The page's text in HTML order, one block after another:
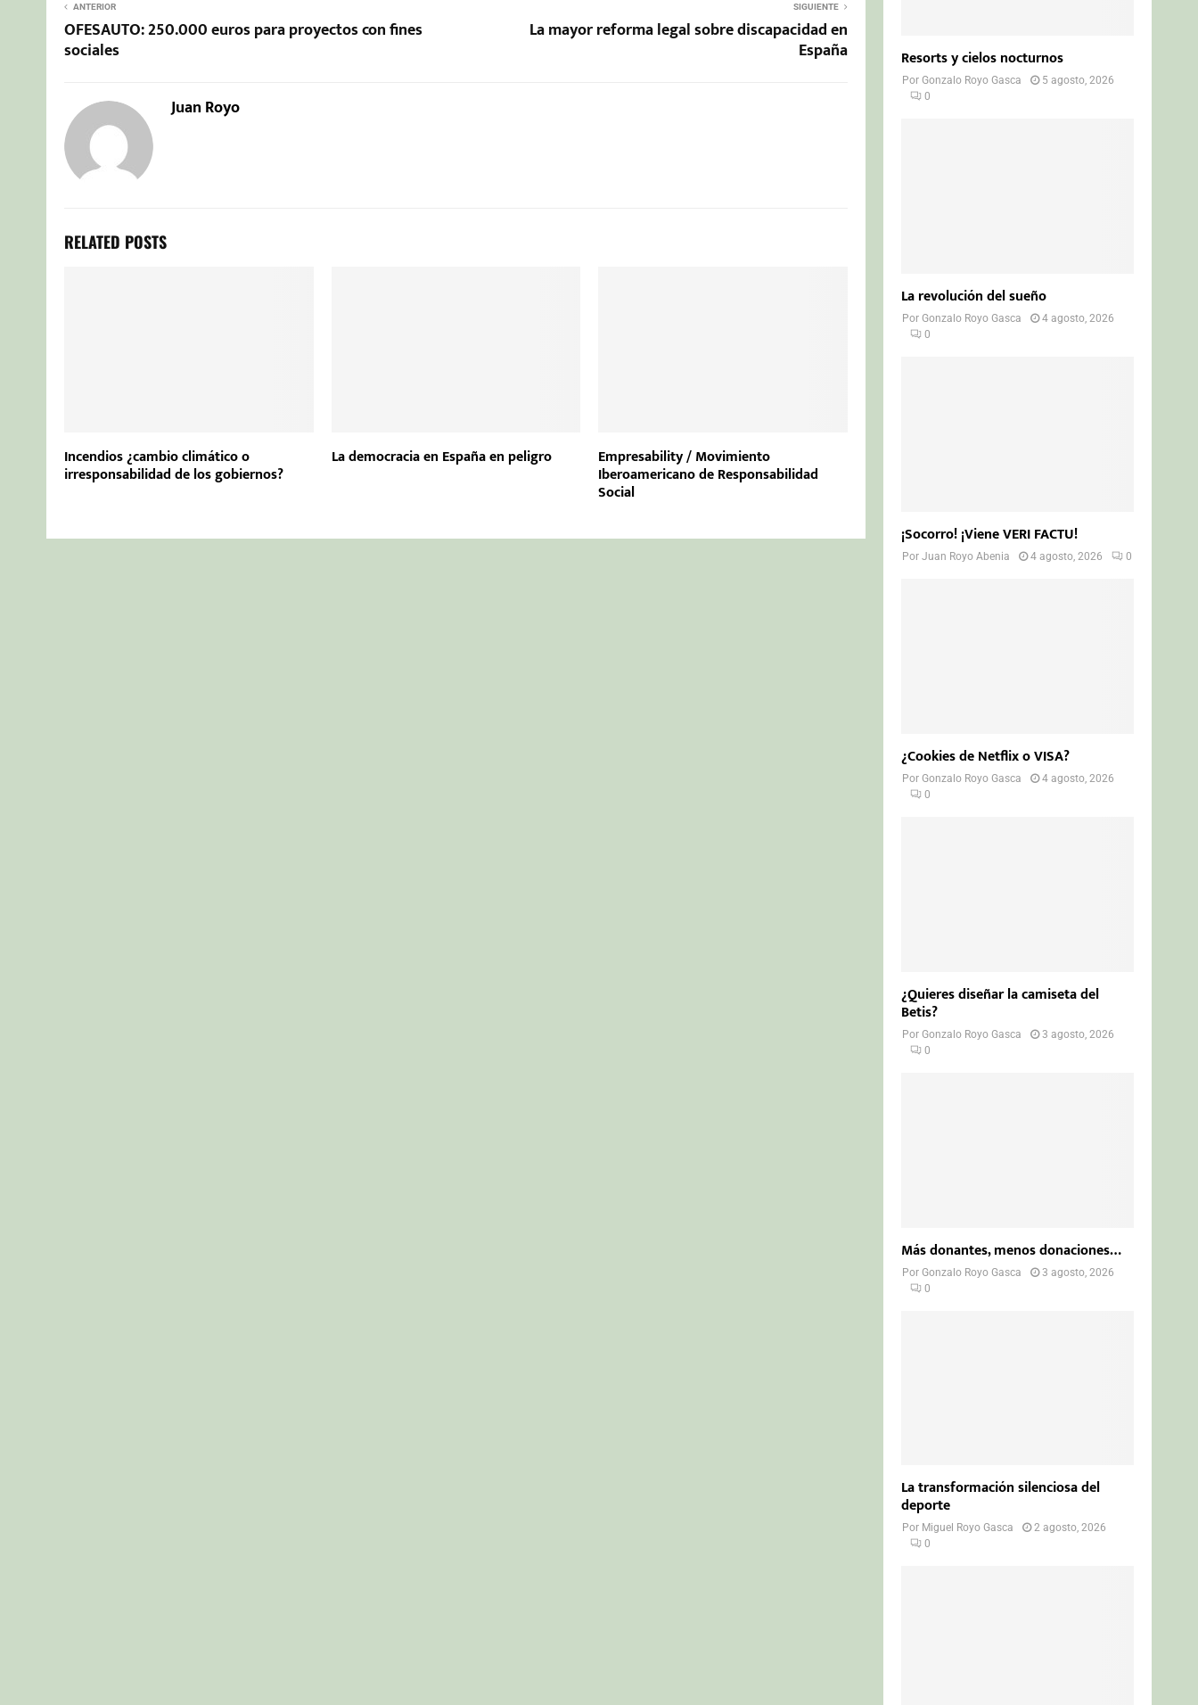
ANTERIOR
OFESAUTO: 250.000 euros para proyectos con fines
sociales
SIGUIENTE
La mayor reforma legal sobre discapacidad en
España
Juan Royo
RELATED POSTS
Incendios ¿cambio climático o
irresponsabilidad de los gobiernos?
La democracia en España en peligro Empresability / Movimiento
Iberoamericano de Responsabilidad
Social
Resorts y cielos nocturnos
PorGonzalo Royo Gasca
5 agosto, 2026
0
La revolución del sueño
PorGonzalo Royo Gasca
4 agosto, 2026
0
¡Socorro! ¡Viene VERI FACTU!
PorJuan Royo Abenia 4 agosto, 2026 0
¿Cookies de Netflix o VISA?
PorGonzalo Royo Gasca
4 agosto, 2026
0
¿Quieres diseñar la camiseta del
Betis?
PorGonzalo Royo Gasca
3 agosto, 2026
0
Más donantes, menos donaciones…
PorGonzalo Royo Gasca
3 agosto, 2026
0
La transformación silenciosa del
deporte
Por Miguel Royo Gasca
2 agosto, 2026
0